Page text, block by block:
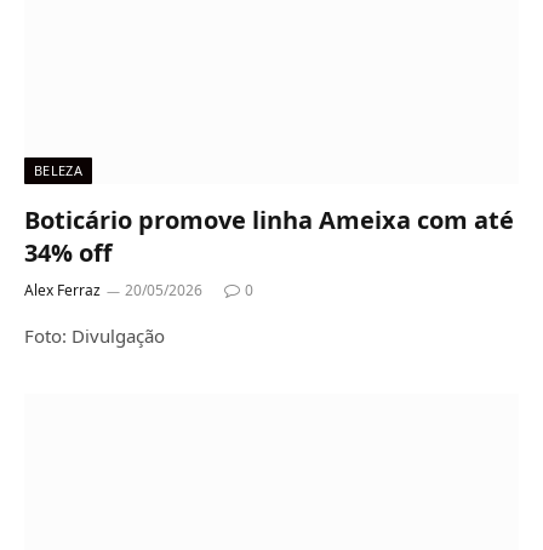
BELEZA
Boticário promove linha Ameixa com até
34% off
Alex Ferraz 20/05/2026 0
Foto: Divulgação